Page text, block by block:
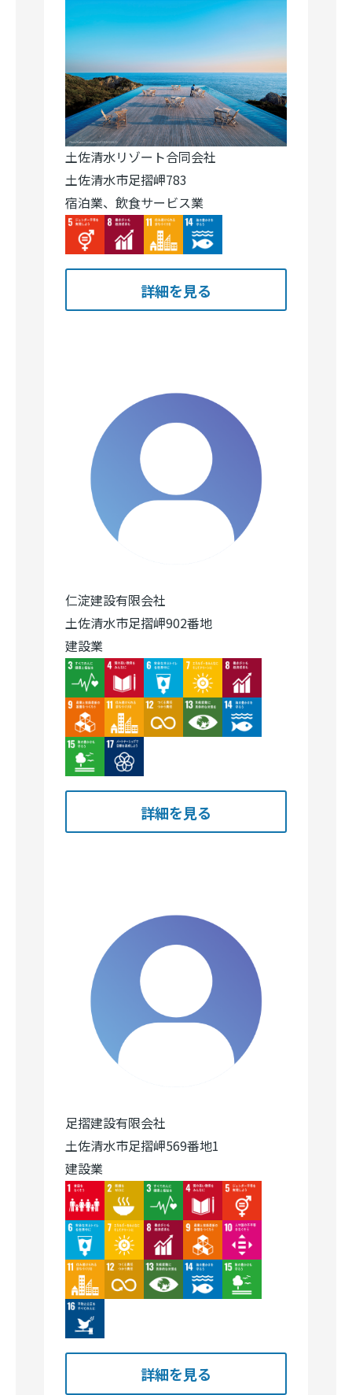
土佐清水リゾート合同会社
土佐清水市足摺岬783
宿泊業、飲食サービス業
Image Image Image Image
詳細を見る
仁淀建設有限会社
土佐清水市足摺岬902番地
建設業
Image
Image Image Image Image
Image Image Image Image Image
Image Image
詳細を見る
足摺建設有限会社
土佐清水市足摺岬569番地1
建設業
Image
Image Image Image Image
Image Image Image Image Image
Image Image Image Image Image
Image
詳細を見る